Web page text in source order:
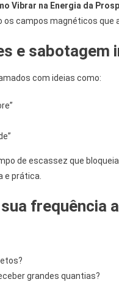
Vibrar na Energia da
os campos magnéticos que
e sabotagem
com ideias como:
de escassez que
e prática.
frequência
grandes quantias?